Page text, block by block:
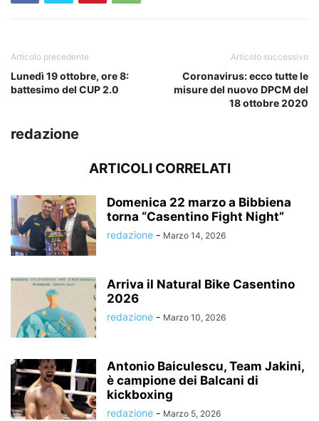
Articolo precedente
Lunedì 19 ottobre, ore 8:
battesimo del CUP 2.0
Articolo successivo
Coronavirus: ecco tutte le
misure del nuovo DPCM del
18 ottobre 2020
redazione
ARTICOLI CORRELATI
Domenica 22 marzo a Bibbiena
torna “Casentino Fight Night”
redazione - Marzo 14, 2026
Arriva il Natural Bike Casentino
2026
redazione - Marzo 10, 2026
Antonio Baiculescu, Team Jakini,
è campione dei Balcani di
kickboxing
redazione - Marzo 5, 2026